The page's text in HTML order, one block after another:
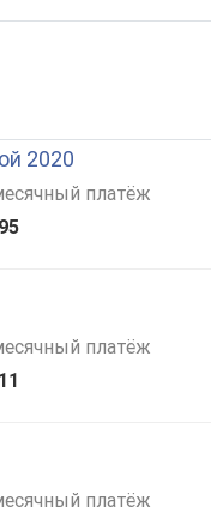
2020
платёж
платёж
платёж